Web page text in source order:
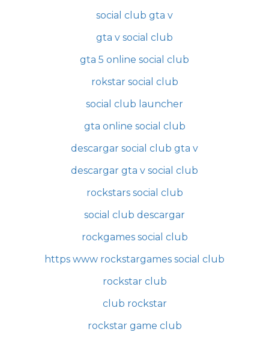
social club gta v
gta v social club
gta 5 online social club
rokstar social club
social club launcher
gta online social club
descargar social club gta v
descargar gta v social club
rockstars social club
social club descargar
rockgames social club
https www rockstargames social club
rockstar club
club rockstar
rockstar game club